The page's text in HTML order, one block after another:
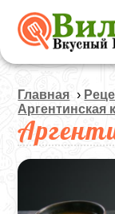
Главная ›
Аргентинская